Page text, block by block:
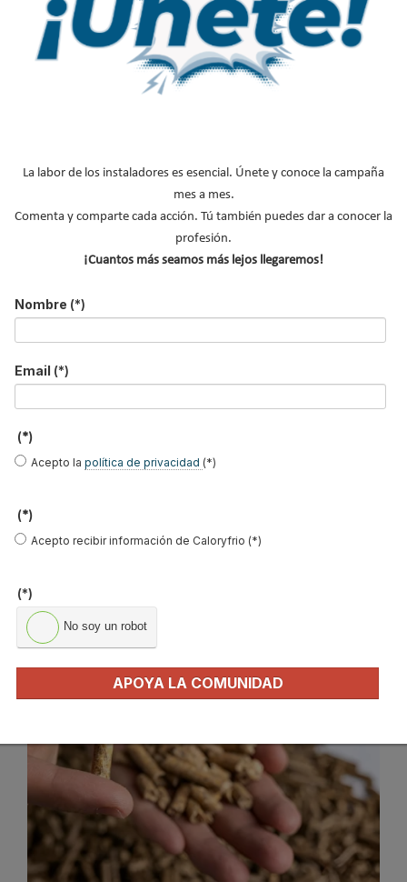
La inauguración oficial de la exposición itinerante “Biomasa en tu
(AVEBIOM), se ha celebrado esta semana en el CEIP Miguel
Delibes de Aldeamayor de San Martín (Valladolid). El evento ha
contado con la participación del consejero de Medio Ambiente,
Vivienda y Ordenación del Territorio de la Junta de Castilla y
León, que ha mostrado su apoyo a esta iniciativa divulgativa
dirigida a todos los públicos.
Más seguridad para el
consumidor de pellet: ENplus® de
oficial europeo
Publicado en
La labor de los instaladores es esencial. Únete y conoce la campaña
mes a mes.
Comenta y comparte cada acción. Tú también puedes dar a conocer la
profesión.
¡Cuantos más seamos más lejos llegaremos!
Nombre (*)
Email (*)
(*)
Acepto la política de privacidad (*)
(*)
Acepto recibir información de Caloryfrio (*)
(*)
No soy un robot
APOYA LA COMUNIDAD